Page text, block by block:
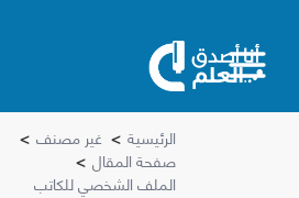
الرئيسية > غير مصنف >
صفحة المقال >
الملف الشخصي للكاتب